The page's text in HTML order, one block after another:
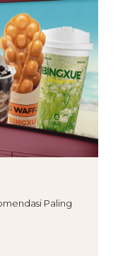
Paling